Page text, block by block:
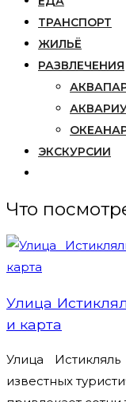
ТРАНСПОРТ
ЖИЛЬЁ
РАЗВЛЕЧЕНИЯ
ЭКСКУРСИИ
Что
Улица
и карта
Улица
известных